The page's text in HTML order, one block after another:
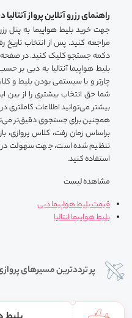
راهنمای رزرو آنلاین پرواز آنتالیا
جهت خرید بلیط هواپیما به پنل
مراجعه کنید. پس از انتخاب
دکمه جستجو کلیک کنید. در صفحه
بلیط هواپیما آنتالیا به دبی بر
چارتر و یا سیستمی بودن بلیط و
شما حق انتخاب بیشتری را از بین
بیشتر می‌توانید اطلاعات کاملتری
همچنین برای جستجوی دقیق‌تر
براساس زمان رفت، کلاس پروازی،
تنظیم شده است، جهت سهولت در
استفاده کنید.
مشاهده لیست
قیمت بلیط هواپیما دبی
بلیط هواپیما انتالیا
پر ترددترین مسیرهای